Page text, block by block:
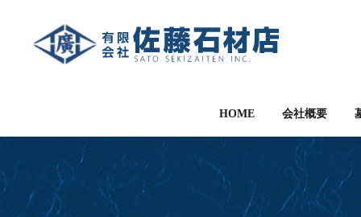
HOME 会社概要